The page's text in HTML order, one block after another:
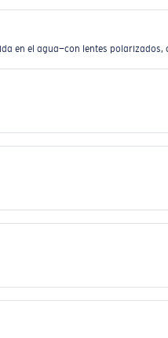
en el agua—con lentes